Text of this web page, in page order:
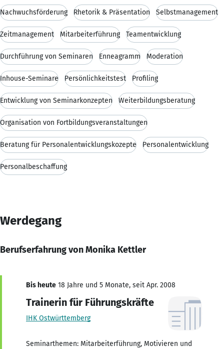
Nachwuchsförderung Rhetorik & Präsentation Selbstmanagement
Zeitmanagement Mitarbeiterführung Teamentwicklung
Durchführung von Seminaren Enneagramm Moderation
Inhouse-Seminare Persönlichkeitstest Profiling
Entwicklung von Seminarkonzepten Weiterbildungsberatung
Organisation von Fortbildungsveranstaltungen
Beratung für Personalentwicklungskozepte Personalentwicklung
Personalbeschaffung
Werdegang
Berufserfahrung von Monika Kettler
Bis heute 18 Jahre und 5 Monate, seit Apr. 2008
Trainerin für Führungskräfte
IHK Ostwürttemberg
Seminarthemen: Mitarbeiterführung, Motivieren und